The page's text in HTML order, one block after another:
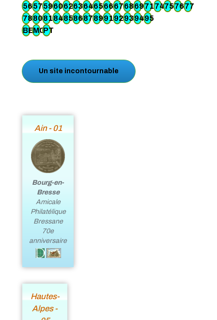
5657596062636465666768697174757677
78808184858687899192939495
BEMCPT
Un site incontournable
Ain - 01
Bourg-en-
Bresse
Amicale
Philatélique
Bressane
70e
anniversaire
Hautes-
Alpes -